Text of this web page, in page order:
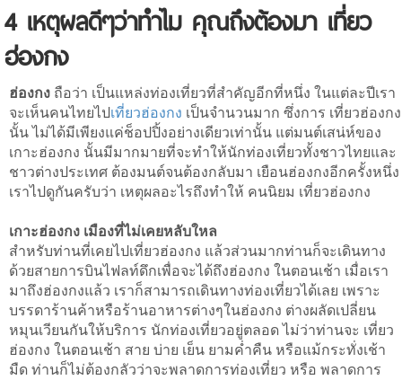
​4 เหตุผลดีๆว่าทำไม คุณถึงต้องมา เที่ยว
ฮ่องกง
ฮ่องกง ถือว่า เป็นแหล่งท่องเที่ยวที่สำคัญอีกที่หนึ่ง ในแต่ละปีเรา
จะเห็นคนไทยไปเที่ยวฮ่องกง เป็นจำนวนมาก ซึ่งการ เที่ยวฮ่องกง
นั้น ไม่ได้มีเพียงแค่ช็อปปิ้งอย่างเดียวเท่านั้น แต่มนต์เสน่ห์ของ
เกาะฮ่องกง นั้นมีมากมายที่จะทำให้นักท่องเที่ยวทั้งชาวไทยและ
ชาวต่างประเทศ ต้องมนต์จนต้องกลับมา เยือนฮ่องกงอีกครั้งหนึ่ง
เราไปดูกันครับว่า เหตุผลอะไรถึงทำให้ คนนิยม เที่ยวฮ่องกง
เกาะฮ่องกง เมืองที่ไม่เคยหลับใหล
สำหรับท่านที่เคยไปเที่ยวฮ่องกง แล้วส่วนมากท่านก็จะเดินทาง
ด้วยสายการบินไฟลท์ดึกเพื่อจะได้ถึงฮ่องกง ในตอนเช้า เมื่อเรา
มาถึงฮ่องกงแล้ว เราก็สามารถเดินทางท่องเที่ยวได้เลย เพราะ
บรรดาร้านค้าหรือร้านอาหารต่างๆในฮ่องกง ต่างผลัดเปลี่ยน
หมุนเวียนกันให้บริการ นักท่องเที่ยวอยู่ตลอด ไม่ว่าท่านจะ เที่ยว
ฮ่องกง ในตอนเช้า สาย บ่าย เย็น ยามค่ำคืน หรือแม้กระทั่งเช้า
มืด ท่านก็ไม่ต้องกลัวว่าจะพลาดการท่องเที่ยว หรือ พลาดการ